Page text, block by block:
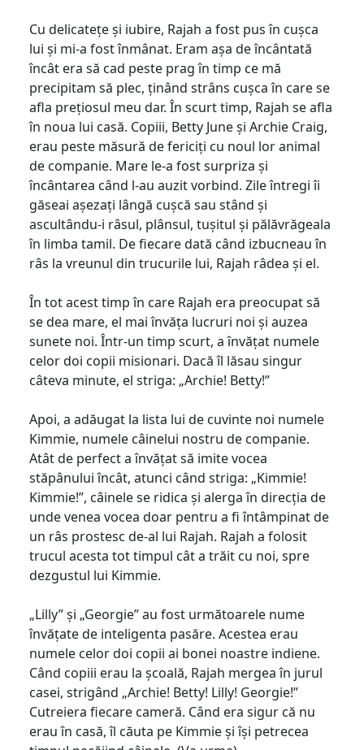
Cu delicatețe și iubire, Rajah a fost pus în cușca
lui și mi-a fost înmânat. Eram așa de încântată
încât era să cad peste prag în timp ce mă
precipitam să plec, ținând strâns cușca în care se
afla prețiosul meu dar. În scurt timp, Rajah se afla
în noua lui casă. Copiii, Betty June și Archie Craig,
erau peste măsură de fericiți cu noul lor animal
de companie. Mare le-a fost surpriza și
încântarea când l-au auzit vorbind. Zile întregi îi
găseai așezați lângă cușcă sau stând și
ascultându-i râsul, plânsul, tușitul și pălăvrăgeala
în limba tamil. De fiecare dată când izbucneau în
râs la vreunul din trucurile lui, Rajah râdea și el.
În tot acest timp în care Rajah era preocupat să
se dea mare, el mai învăța lucruri noi și auzea
sunete noi. Într-un timp scurt, a învățat numele
celor doi copii misionari. Dacă îl lăsau singur
câteva minute, el striga: „Archie! Betty!”
Apoi, a adăugat la lista lui de cuvinte noi numele
Kimmie, numele câinelui nostru de companie.
Atât de perfect a învățat să imite vocea
stăpânului încât, atunci când striga: „Kimmie!
Kimmie!”, câinele se ridica și alerga în direcția de
unde venea vocea doar pentru a fi întâmpinat de
un râs prostesc de-al lui Rajah. Rajah a folosit
trucul acesta tot timpul cât a trăit cu noi, spre
dezgustul lui Kimmie.
„Lilly” și „Georgie” au fost următoarele nume
învățate de inteligenta pasăre. Acestea erau
numele celor doi copii ai bonei noastre indiene.
Când copiii erau la școală, Rajah mergea în jurul
casei, strigând „Archie! Betty! Lilly! Georgie!”
Cutreiera fiecare cameră. Când era sigur că nu
erau în casă, îl căuta pe Kimmie și își petrecea